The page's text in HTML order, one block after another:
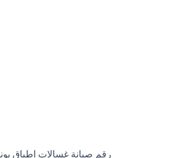
رقم صيانة غسالات اطباق